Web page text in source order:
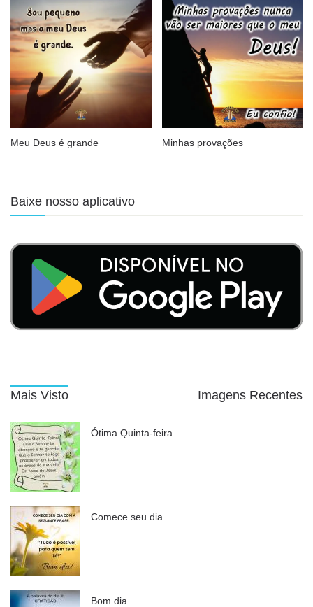
Meu Deus é grande Minhas provações
Baixe nosso aplicativo
Mais Visto Imagens Recentes
Ótima Quinta-feira
Comece seu dia
Bom dia